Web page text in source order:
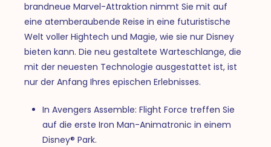
brandneue Marvel-Attraktion nimmt Sie mit auf
eine atemberaubende Reise in eine futuristische
Welt voller Hightech und Magie, wie sie nur Disney
bieten kann. Die neu gestaltete Warteschlange, die
mit der neuesten Technologie ausgestattet ist, ist
nur der Anfang Ihres epischen Erlebnisses.
In Avengers Assemble: Flight Force treffen Sie
auf die erste Iron Man-Animatronic in einem
Disney® Park.